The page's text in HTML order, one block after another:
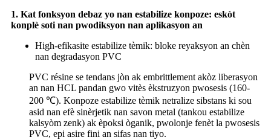
1. Kat fonksyon debaz yo nan estabilize konpoze: eskòt
konplè soti nan pwodiksyon nan aplikasyon an
High-efikasite estabilize tèmik: bloke reyaksyon an chèn
nan degradasyon PVC
PVC résine se tendans jòn ak embrittlement akòz liberasyon
an nan HCL pandan gwo vitès èkstruzyon pwosesis (160-
200 ℃). Konpoze estabilize tèmik netralize sibstans ki sou
asid nan efè sinèrjetik nan savon metal (tankou estabilize
kalsyòm zenk) ak èpoksi òganik, pwolonje fenèt la pwosesis
PVC, epi asire fini an sifas nan tiyo.